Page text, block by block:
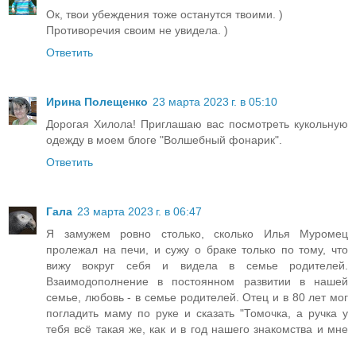
Ок, твои убеждения тоже останутся твоими. )
Противоречия своим не увидела. )
Ответить
Ирина Полещенко 23 марта 2023 г. в 05:10
Дорогая Хилола! Приглашаю вас посмотреть кукольную
одежду в моем блоге "Волшебный фонарик".
Ответить
Гала 23 марта 2023 г. в 06:47
Я замужем ровно столько, сколько Илья Муромец
пролежал на печи, и сужу о браке только по тому, что
вижу вокруг себя и видела в семье родителей.
Взаимодополнение в постоянном развитии в нашей
семье, любовь - в семье родителей. Отец и в 80 лет мог
погладить маму по руке и сказать "Томочка, а ручка у
тебя всё такая же, как и в год нашего знакомства и мне